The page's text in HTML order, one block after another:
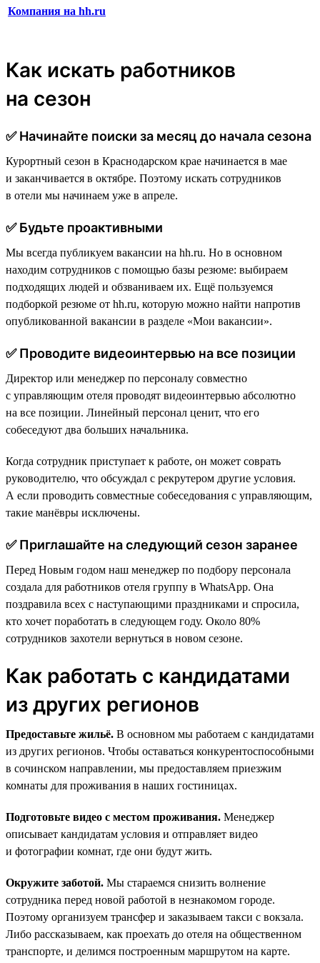
Компания на hh.ru
Как искать работников
на сезон
✅ Начинайте поиски за месяц до начала сезона
Курортный сезон в Краснодарском крае начинается в мае
и заканчивается в октябре. Поэтому искать сотрудников
в отели мы начинаем уже в апреле.
✅ Будьте проактивными
Мы всегда публикуем вакансии на hh.ru. Но в основном
находим сотрудников с помощью базы резюме: выбираем
подходящих людей и обзваниваем их. Ещё пользуемся
подборкой резюме от hh.ru, которую можно найти напротив
опубликованной вакансии в разделе «Мои вакансии».
✅ Проводите видеоинтервью на все позиции
Директор или менеджер по персоналу совместно
с управляющим отеля проводят видеоинтервью абсолютно
на все позиции. Линейный персонал ценит, что его
собеседуют два больших начальника.
Когда сотрудник приступает к работе, он может соврать
руководителю, что обсуждал с рекрутером другие условия.
А если проводить совместные собеседования с управляющим,
такие манёвры исключены.
✅ Приглашайте на следующий сезон заранее
Перед Новым годом наш менеджер по подбору персонала
создала для работников отеля группу в WhatsApp. Она
поздравила всех с наступающими праздниками и спросила,
кто хочет поработать в следующем году. Около 80%
сотрудников захотели вернуться в новом сезоне.
Как работать с кандидатами
из других регионов
Предоставьте жильё. В основном мы работаем с кандидатами
из других регионов. Чтобы оставаться конкурентоспособными
в сочинском направлении, мы предоставляем приезжим
комнаты для проживания в наших гостиницах.
Подготовьте видео с местом проживания. Менеджер
описывает кандидатам условия и отправляет видео
и фотографии комнат, где они будут жить.
Окружите заботой. Мы стараемся снизить волнение
сотрудника перед новой работой в незнакомом городе.
Поэтому организуем трансфер и заказываем такси с вокзала.
Либо рассказываем, как проехать до отеля на общественном
транспорте, и делимся построенным маршрутом на карте.